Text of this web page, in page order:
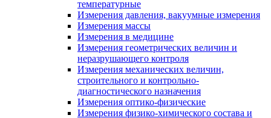
температурные
Измерения давления, вакуумные измерения
Измерения массы
Измерения в медицине
Измерения геометрических величин и
неразрушающего контроля
Измерения механических величин,
строительного и контрольно-
диагностического назначения
Измерения оптико-физические
Измерения физико-химического состава и